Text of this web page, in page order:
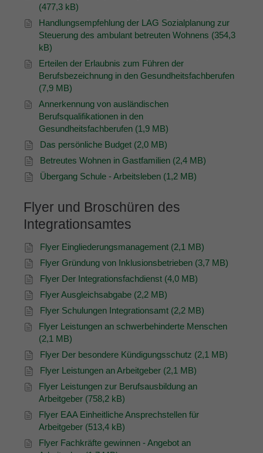
(477,3 kB)
Handlungsempfehlung der LAG Sozialplanung zur
Steuerung des ambulant betreuten Wohnens (354,3
kB)
Erteilen der Erlaubnis zum Führen der
Berufsbezeichnung in den Gesundheitsfachberufen
(7,9 MB)
Annerkennung von ausländischen
Berufsqualifikationen in den
Gesundheitsfachberufen (1,9 MB)
Das persönliche Budget (2,0 MB)
Betreutes Wohnen in Gastfamilien (2,4 MB)
Übergang Schule - Arbeitsleben (1,2 MB)
Flyer und Broschüren des
Integrationsamtes
Flyer Eingliederungsmanagement (2,1 MB)
Flyer Gründung von Inklusionsbetrieben (3,7 MB)
Flyer Der Integrationsfachdienst (4,0 MB)
Flyer Ausgleichsabgabe (2,2 MB)
Flyer Schulungen Integrationsamt (2,2 MB)
Flyer Leistungen an schwerbehinderte Menschen
(2,1 MB)
Flyer Der besondere Kündigungsschutz (2,1 MB)
Flyer Leistungen an Arbeitgeber (2,1 MB)
Flyer Leistungen zur Berufsausbildung an
Arbeitgeber (758,2 kB)
Flyer EAA Einheitliche Ansprechstellen für
Arbeitgeber (513,4 kB)
Flyer Fachkräfte gewinnen - Angebot an